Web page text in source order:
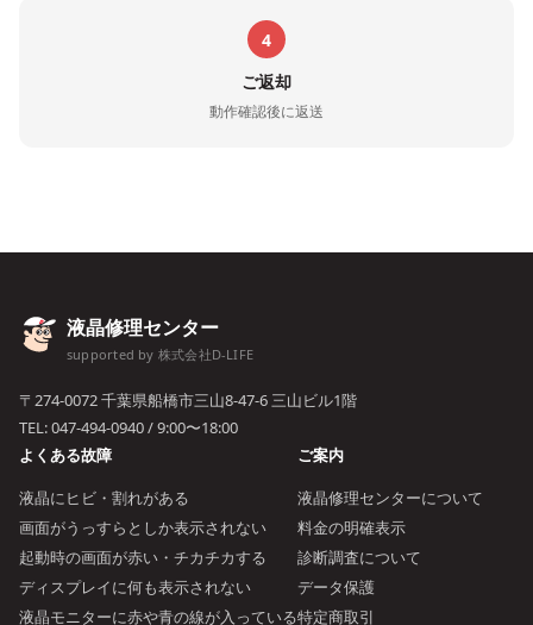
4
ご返却
動作確認後に返送
液晶修理センター
supported by 株式会社D-LIFE
〒274-0072 千葉県船橋市三山8-47-6 三山ビル1階
TEL:047-494-0940/ 9:00〜18:00
よくある故障
液晶にヒビ・割れがある
画面がうっすらとしか表示されない
起動時の画面が赤い・チカチカする
ディスプレイに何も表示されない
液晶モニターに赤や青の線が入っている
ご案内
液晶修理センターについて
料金の明確表示
診断調査について
データ保護
特定商取引